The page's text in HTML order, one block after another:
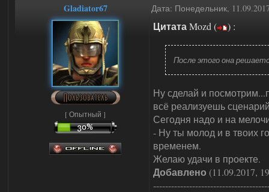
Gladiator67 Дата: Понедельник,
[ Опытный ]
ЦитатаMozd ( ) :
После этого она
Ну сделай и
всё реализуешь
Сегодня надо и на
- Ну ты молод и в твоих
временем.
Желаю удачи в проекте.
Добавлено (11.09.2017,